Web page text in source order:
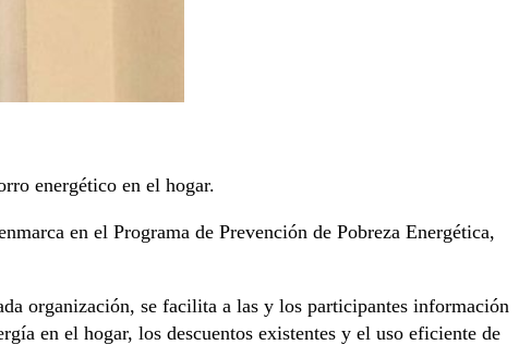
energético en el hogar.
en el Programa de Prevención de Pobreza Energética,
organización, se facilita a las y los participantes información
en el hogar, los descuentos existentes y el uso eficiente de